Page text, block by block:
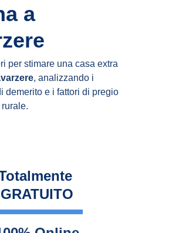
per stimare una casa extra
, analizzando i
demerito e i fattori di pregio
a
GRATUITO